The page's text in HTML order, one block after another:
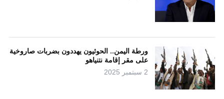
ورطة اليمن.. الحوثيون يهددون بضربات صاروخية
على مقر إقامة نتنياهو
2 سبتمبر 2025